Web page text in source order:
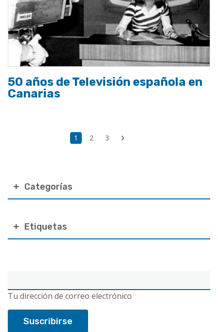
electrónico
Tu dirección de correo electrónico
Categorías
Etiquetas
50 años de Televisión española en
Canarias
Página
1 Page
2 Page
3